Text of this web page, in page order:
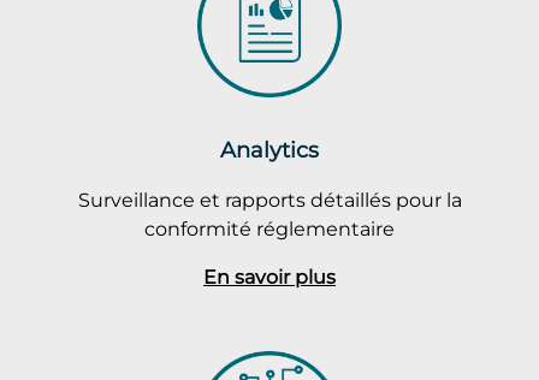
Analytics
Surveillance et rapports détaillés pour la
conformité réglementaire
En savoir plus